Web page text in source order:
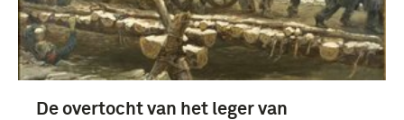
artikel (8)
Fotografisch materiaal, Geheugen van Nederland
(4)
Fotografisch materiaal (3)
De overtocht van het leger van